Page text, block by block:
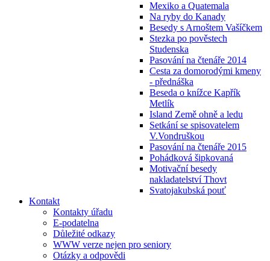
Mexiko a Quatemala
Na ryby do Kanady
Besedy s Arnoštem Vašíčkem
Stezka po pověstech
Studenska
Pasování na čtenáře 2014
Cesta za domorodými kmeny
- přednáška
Beseda o knížce Kapřík
Metlík
Island Země ohně a ledu
Setkání se spisovatelem
V.Vondruškou
Pasování na čtenáře 2015
Pohádková šipkovaná
Motivační besedy
nakladatelství Thovt
Svatojakubská pouť
Kontakt
Kontakty úřadu
E-podatelna
Důležité odkazy
WWW verze nejen pro seniory
Otázky a odpovědi